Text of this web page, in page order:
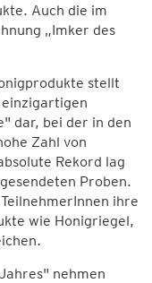
Auch die im
„Imker des
stellt
dar, bei der in den
Zahl von
Rekord lag
Proben.
ihre
wie Honigriegel,
nehmen